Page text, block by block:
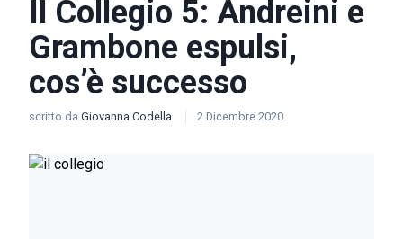
Il Collegio 5: Andreini e
Grambone espulsi,
cos’è successo
scritto da Giovanna Codella 2 Dicembre 2020